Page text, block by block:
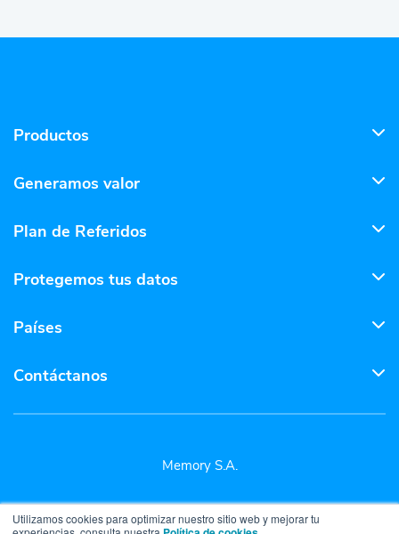
Utilizamos cookies para optimizar nuestro sitio web y mejorar tu
Productos
Generamos valor
Plan de Referidos
Protegemos tus datos
Países
Contáctanos
Memory S.A.